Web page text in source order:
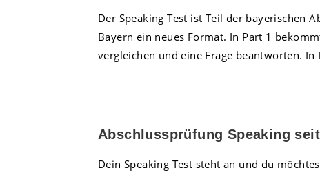
Der Speaking Test ist Teil der bayerischen
Bayern ein neues Format. In Part 1
vergleichen und eine Frage beantworten.
Abschlussprüfung Speaking
Dein Speaking Test steht an und du